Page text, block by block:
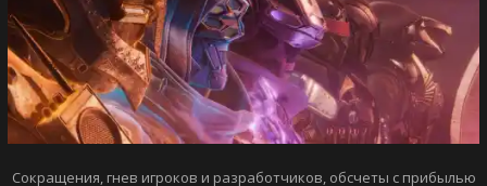
Сокращения, гнев игроков и разработчиков, обсчеты с прибылью